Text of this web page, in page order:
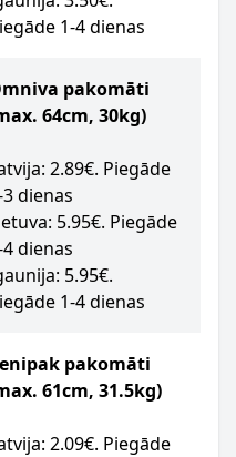
1-4 dienas
pakomāti
64cm, 30kg)
2.89€. Piegāde
3 dienas
5.95€. Piegāde
4 dienas
5.95€.
1-4 dienas
pakomāti
61cm, 31.5kg)
2.09€. Piegāde